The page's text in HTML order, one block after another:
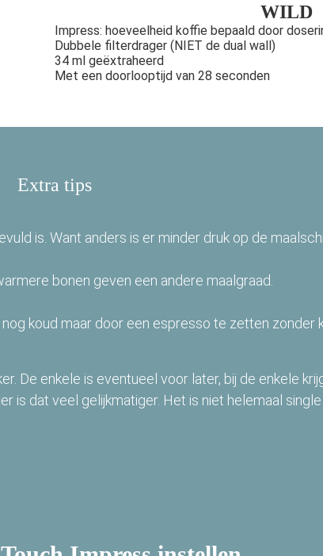
WILD
Impress: hoeveelheid koffie bepaald door
Dubbele filterdrager (NIET de dual wall)
34 ml geëxtraheerd
Met een doorlooptijd van 28 seconden
Extra tips
is. Want anders is er minder druk op de
bonen geven een andere maalgraad.
koud maar door een espresso te zetten zonder
De enkele is eventueel voor later, bij de enkele
is dat veel gelijkmatiger. Het is niet helemaal